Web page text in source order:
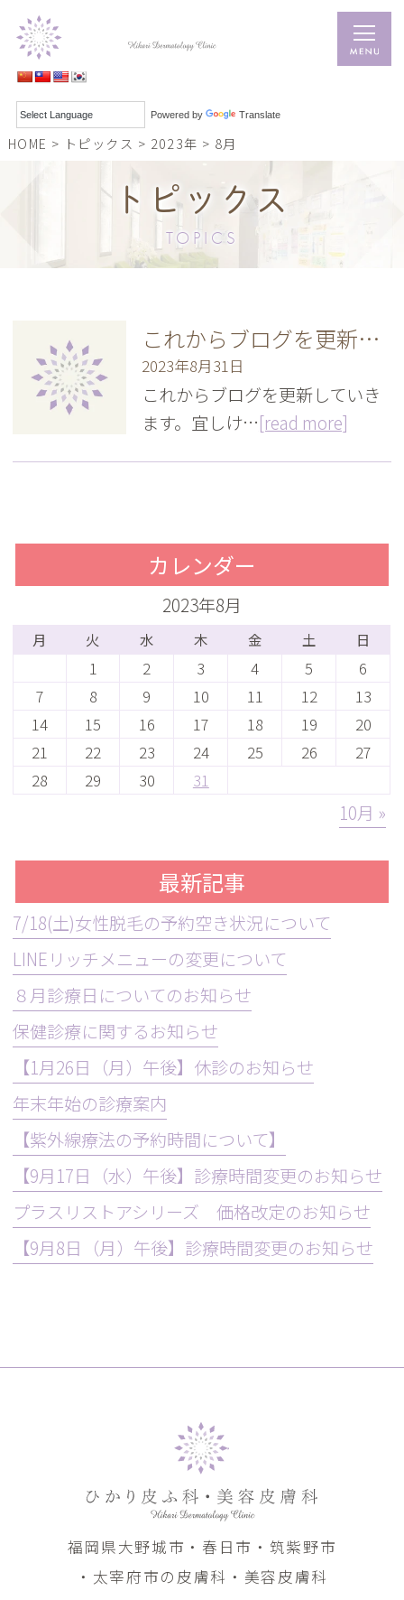
Powered by Translate
HOME > トピックス > 2023年 > 8月
トピックス
TOPICS
これからブログを更新していきます。
2023年8月31日
これからブログを更新していき
ます。宜しけ…[read more]
カレンダー
2023年8月
月 火 水 木 金 土 日
1 2 3 4 5
6
7
8 9 10 11 12
13
14
15 16 17 18 19
20
21
22 23 24 25 26
27
28
29 30 31
10月 »
最新記事
7/18(土)女性脱毛の予約空き状況について
LINEリッチメニューの変更について
８月診療日についてのお知らせ
保健診療に関するお知らせ
【1月26日（月）午後】休診のお知らせ
年末年始の診療案内
【紫外線療法の予約時間について】
【9月17日（水）午後】診療時間変更のお知らせ
プラスリストアシリーズ 価格改定のお知らせ
【9月8日（月）午後】診療時間変更のお知らせ
福岡県大野城市・春日市・筑紫野市
・太宰府市の皮膚科・美容皮膚科